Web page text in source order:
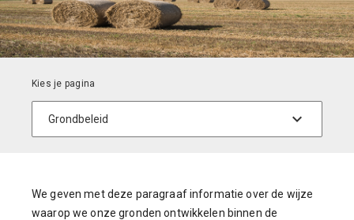
We geven met deze paragraaf informatie over de wijze
waarop we onze gronden ontwikkelen binnen de